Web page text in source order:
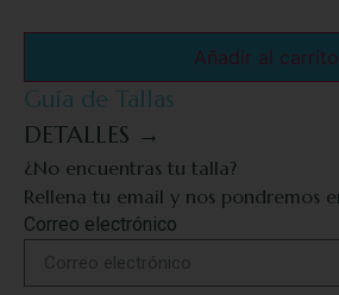
Añadir al carrito
Guía de Tallas
DETALLES →
¿No encuentras tu talla?
Rellena tu email y nos pondremos
Correo electrónico